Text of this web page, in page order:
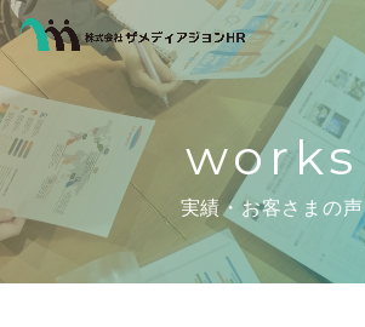
works
実績・お客さまの声